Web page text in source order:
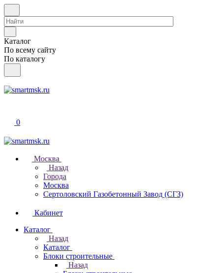
Каталог
По всему сайту
По каталогу
0
Москва
Назад
Города
Москва
Сертоловский Газобетонный Завод (СГЗ)
Кабинет
Каталог
Назад
Каталог
Блоки строительные
Назад